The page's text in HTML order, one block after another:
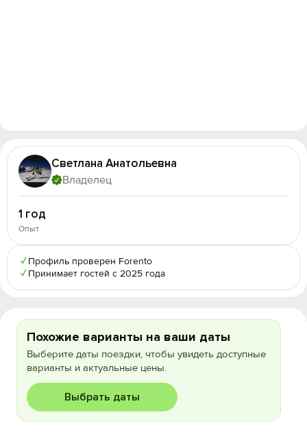
Светлана Анатольевна
Владелец
1 год
Опыт
✓ Профиль проверен Forento
✓ Принимает гостей с 2025 года
Похожие варианты на ваши даты
Выберите даты поездки, чтобы увидеть доступные
варианты и актуальные цены.
Выбрать даты